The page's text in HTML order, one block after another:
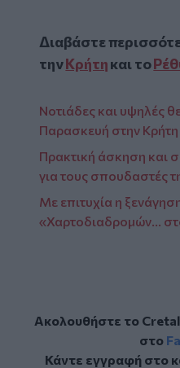
Διαβάστε
τηνΚρήτηκαι το
Νοτιάδες και υψηλές
Παρασκευή στην Κρήτη
Πρακτική άσκηση και
για τους σπουδαστές
Με επιτυχία η
«Χαρτοδιαδρομών…
Ακολουθήστε το
στο
Κάντε εγγραφή στο